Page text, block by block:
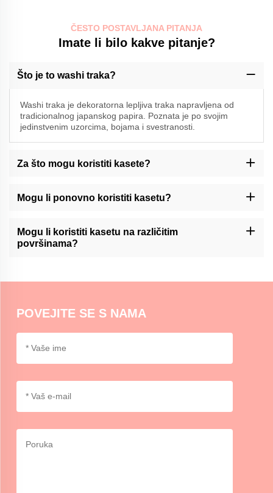
ČESTO POSTAVLJANA PITANJA
Imate li bilo kakve pitanje?
Što je to washi traka?
Washi traka je dekoratorna lepljiva traka napravljena od
tradicionalnog japanskog papira. Poznata je po svojim
jedinstvenim uzorcima, bojama i svestranosti.
Za što mogu koristiti kasete?
časopisa, scrapbooking, pakiranje poklona, stvaranje umjetničkih
djela i dodavanje naglasaka za zanat ili uređenje kuće.
Mogu li ponovno koristiti kasetu?
ponovnu upotrebu. Međutim, može se ukloniti i s pažnjom
postaviti na određene površine.
Mogu li koristiti kasetu na različitim
površinama?
slučaju da se primjenjuje druga metoda, ispit je preporučljiv.
POVEJITE SE S NAMA